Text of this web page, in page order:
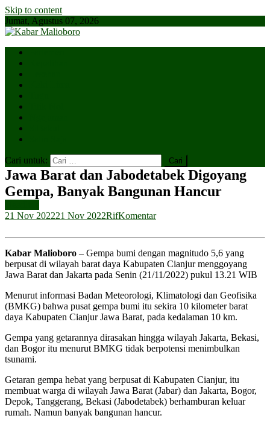
Skip to content
Jumat, Agustus 07, 2026
Cari untuk:
Jawa Barat dan Jabodetabek Digoyang
Gempa, Banyak Bangunan Hancur
21 Nov 202221 Nov 2022RifKomentar
Kabar Malioboro – Gempa bumi dengan magnitudo 5,6 yang
berpusat di wilayah barat daya Kabupaten Cianjur menggoyang
Jawa Barat dan Jakarta pada Senin (21/11/2022) pukul 13.21 WIB
Menurut informasi Badan Meteorologi, Klimatologi dan Geofisika
(BMKG) bahwa pusat gempa bumi itu sekira 10 kilometer barat
daya Kabupaten Cianjur Jawa Barat, pada kedalaman 10 km.
Gempa yang getarannya dirasakan hingga wilayah Jakarta, Bekasi,
dan Bogor itu menurut BMKG tidak berpotensi menimbulkan
tsunami.
Getaran gempa hebat yang berpusat di Kabupaten Cianjur, itu
membuat warga di wilayah Jawa Barat (Jabar) dan Jakarta, Bogor,
Depok, Tanggerang, Bekasi (Jabodetabek) berhamburan keluar
rumah. Namun banyak bangunan hancur.